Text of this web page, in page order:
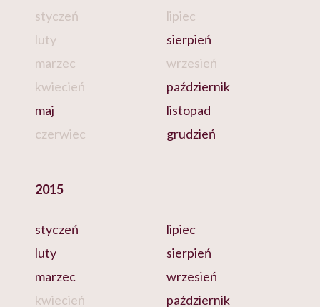
styczeń
luty
marzec
kwiecień
maj
czerwiec
lipiec
sierpień
wrzesień
październik
listopad
grudzień
2015
styczeń
luty
marzec
kwiecień
lipiec
sierpień
wrzesień
październik